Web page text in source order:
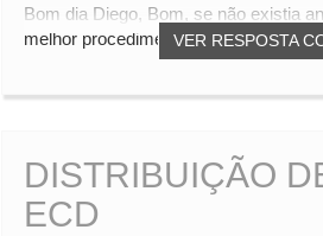
VER RESPOSTA
Bom dia Diego, Bom, se não existia
melhor procedimento a se adotar é...
DISTRIBUIÇÃO
ECD